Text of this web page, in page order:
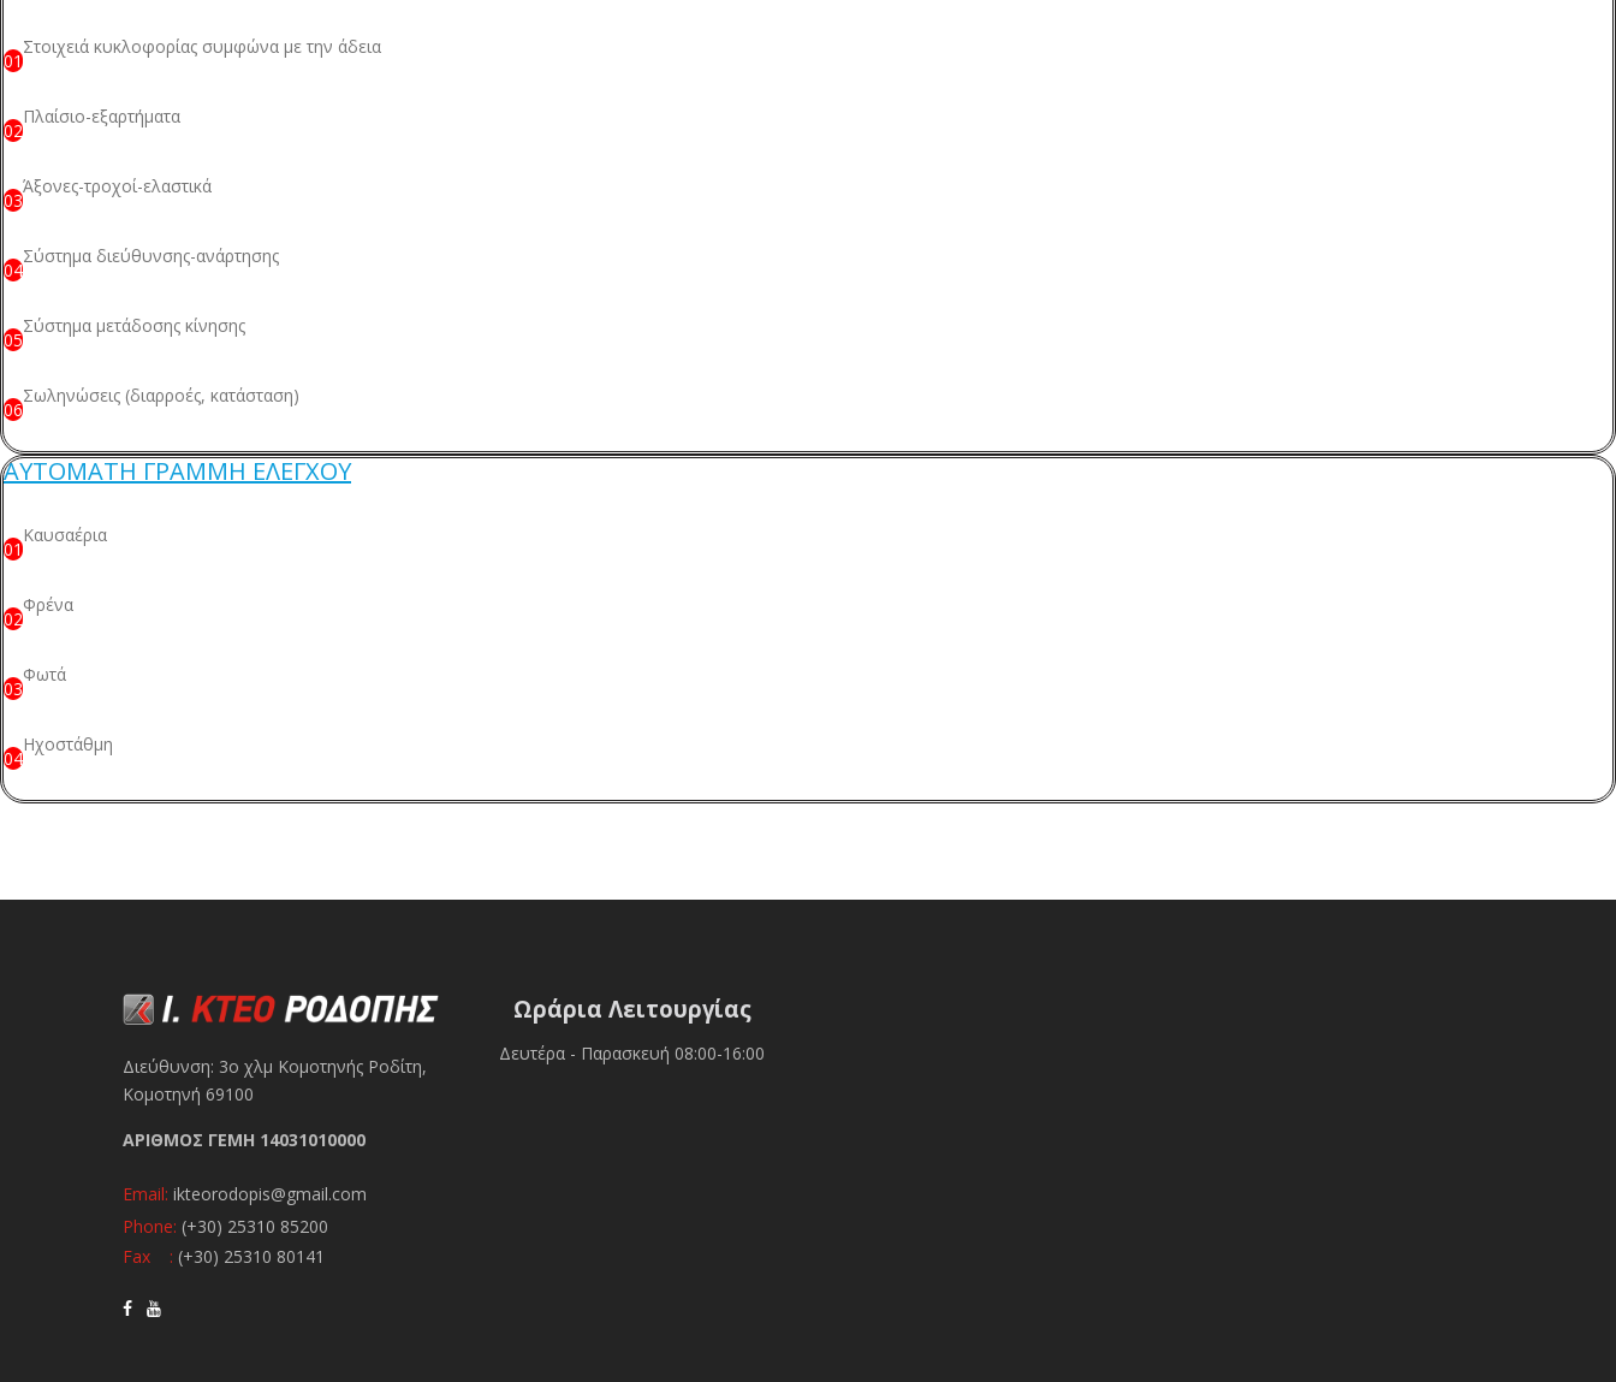
01
Στοιχειά κυκλοφορίας συμφώνα με την άδεια
02
Πλαίσιο-εξαρτήματα
03
Άξονες-τροχοί-ελαστικά
04
Σύστημα διεύθυνσης-ανάρτησης
05
Σύστημα μετάδοσης κίνησης
06
Σωληνώσεις (διαρροές, κατάσταση)
ΑΥΤΟΜΑΤΗ ΓΡΑΜΜΗ ΕΛΕΓΧΟΥ
01
Καυσαέρια
02
Φρένα
03
Φωτά
04
Ηχοστάθμη
Διεύθυνση: 3ο χλμ Κομοτηνής Ροδίτη,
Κομοτηνή 69100
ΑΡΙΘΜΟΣ ΓΕΜΗ 14031010000
Email: ikteorodopis@gmail.com
Phone: (+30) 25310 85200
Fax : (+30) 25310 80141
Ωράρια Λειτουργίας
Δευτέρα - Παρασκευή 08:00-16:00